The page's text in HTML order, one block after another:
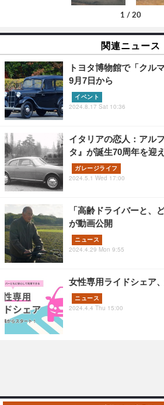
1 / 20
関連ニュース
トヨタ博物館で「クル
9月7日から
イベント
2024.8.17 Sat 10:36
イタリアの恋人：アル
タ』が誕生70周年を迎
ガレージライフ
2024.5.1 Wed 17:00
「高齢ドライバーと、
が動画公開
ニュース
2024.4.29 Mon 9:55
女性専用ライドシェア
ニュース
2024.4.4 Thu 15:00